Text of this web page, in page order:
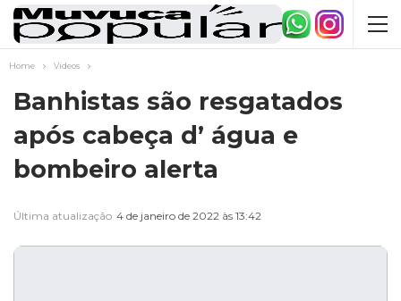
Home Videos
Banhistas são resgatados
após cabeça d’ água e
bombeiro alerta
Última atualização 4 de janeiro de 2022 às 13:42